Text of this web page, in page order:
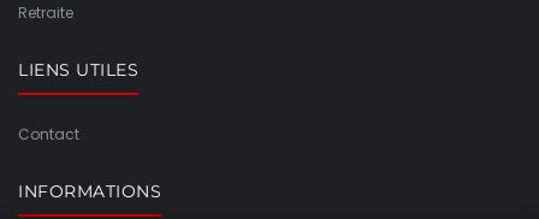
Retraite
LIENS UTILES
Contact
INFORMATIONS